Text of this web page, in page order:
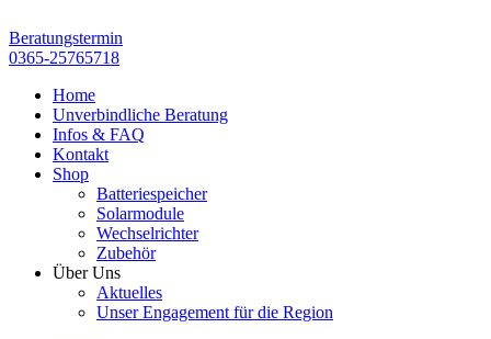
Inhalt
springen
Beratungstermin
0365-25765718
Home
Unverbindliche Beratung
Infos & FAQ
Kontakt
Shop
Batteriespeicher
Solarmodule
Wechselrichter
Zubehör
Über Uns
Aktuelles
Unser Engagement für die Region